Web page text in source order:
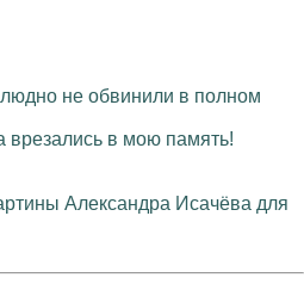
не обвинили в полном
врезались в мою память!
Александра Исачёва для